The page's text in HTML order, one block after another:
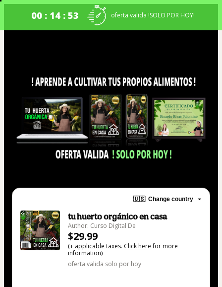
00 : 14 : 52 oferta valida !SOLO POR HOY!
🇺🇸 Change country
tu huerto orgánico en casa
Author: Curso Digital De
$29.99
(+ applicable taxes. Click herefor more
information)
oferta valida solo por hoy